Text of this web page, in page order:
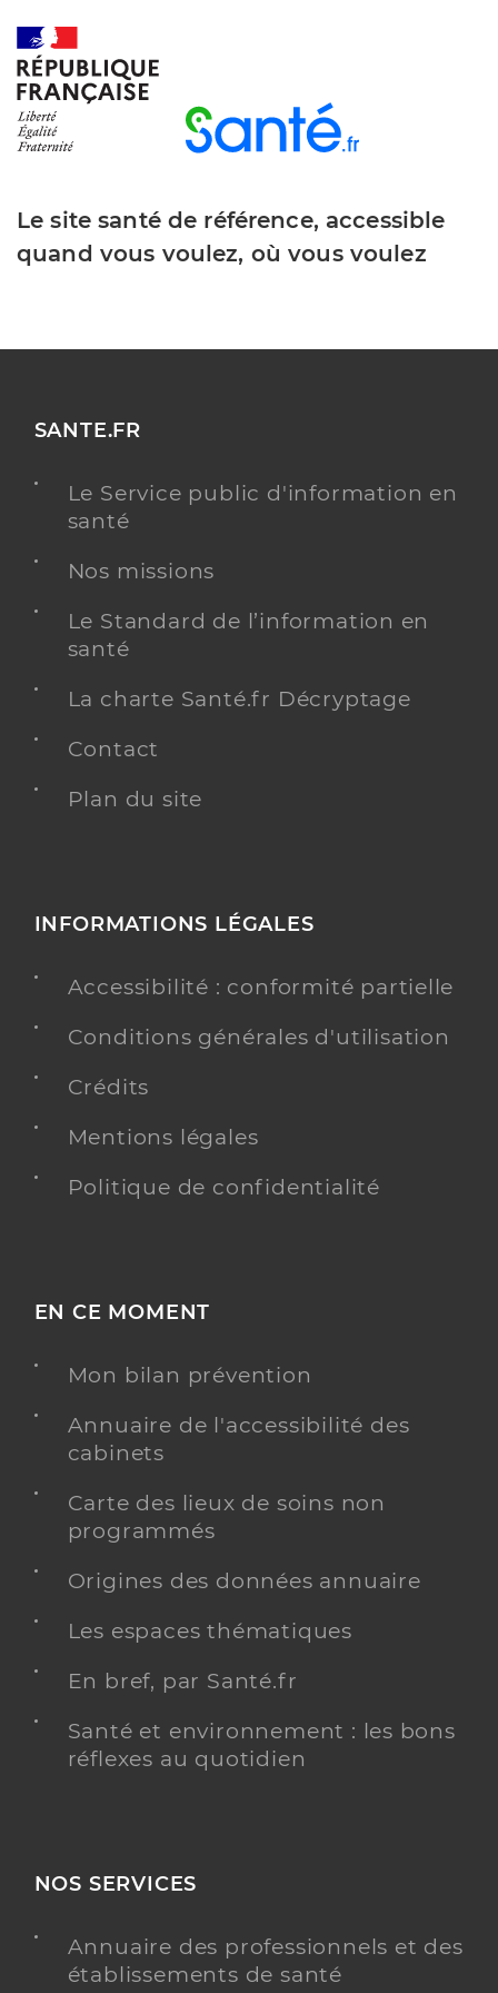
Le site santé de référence, accessible
quand vous voulez, où vous voulez
SANTE.FR
Le Service public d'information en
santé
Nos missions
Le Standard de l’information en
santé
La charte Santé.fr Décryptage
Contact
Plan du site
INFORMATIONS LÉGALES
Accessibilité : conformité partielle
Conditions générales d'utilisation
Crédits
Mentions légales
Politique de confidentialité
EN CE MOMENT
Mon bilan prévention
Annuaire de l'accessibilité des
cabinets
Carte des lieux de soins non
programmés
Origines des données annuaire
Les espaces thématiques
En bref, par Santé.fr
Santé et environnement : les bons
réflexes au quotidien
NOS SERVICES
Annuaire des professionnels et des
établissements de santé